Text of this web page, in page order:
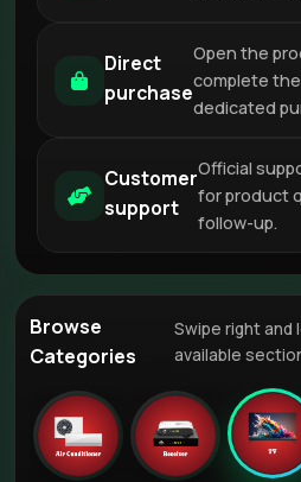
Direct
purchase
Open the
complete
dedicated
Customer
support
Official
for product
follow-up.
Browse
Categories
Swipe right
available